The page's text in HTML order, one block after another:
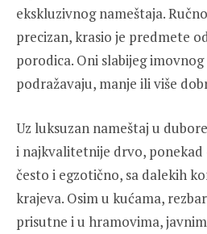
ekskluzivnog nameštaja.
precizan, krasio je predmete
porodica. Oni slabijeg
podražavaju, manje ili više
Uz luksuzan nameštaj u
i najkvalitetnije drvo, ponekad
često i egzotično, sa dalekih
krajeva. Osim u kućama,
prisutne i u hramovima,